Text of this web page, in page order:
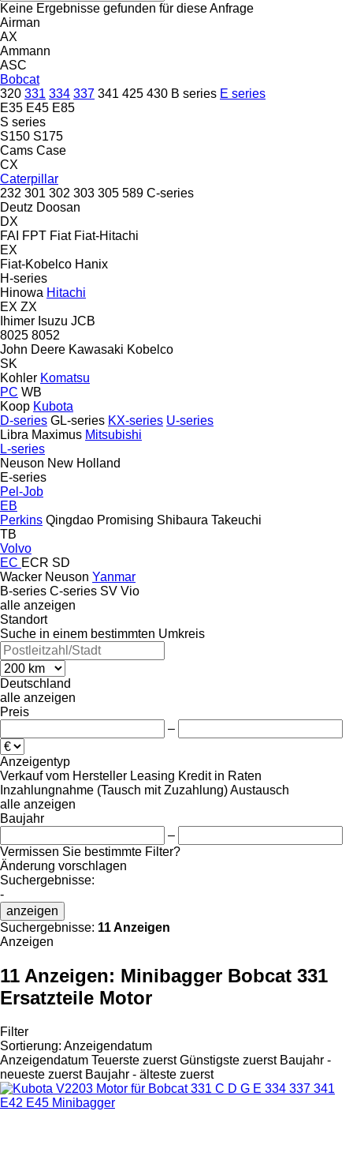
Keine Ergebnisse gefunden für diese Anfrage
Airman
AX
Ammann
ASC
Bobcat
320 331 334 337 341 425 430 B series E series
E35 E45 E85
S series
S150 S175
Cams Case
CX
Caterpillar
232 301 302 303 305 589 C-series
Deutz Doosan
DX
FAI FPT Fiat Fiat-Hitachi
EX
Fiat-Kobelco Hanix
H-series
Hinowa Hitachi
EX ZX
Ihimer Isuzu JCB
8025 8052
John Deere Kawasaki Kobelco
SK
Kohler Komatsu
PC WB
Koop Kubota
D-series GL-series KX-series U-series
Libra Maximus Mitsubishi
L-series
Neuson New Holland
E-series
Pel-Job
EB
Perkins Qingdao Promising Shibaura Takeuchi
TB
Volvo
EC ECR SD
Wacker Neuson Yanmar
B-series C-series SV Vio
alle anzeigen
Standort
Suche in einem bestimmten Umkreis
Deutschland
alle anzeigen
Preis
–
Anzeigentyp
Verkauf vom Hersteller Leasing Kredit in Raten
Inzahlungnahme (Tausch mit Zuzahlung)Austausch
alle anzeigen
Baujahr
–
Vermissen Sie bestimmte Filter?
Änderung vorschlagen
Suchergebnisse:
-
anzeigen
Suchergebnisse: 11 Anzeigen
Anzeigen
11 Anzeigen: Minibagger Bobcat 331
Ersatzteile Motor
Filter
Sortierung: Anzeigendatum
Anzeigendatum Teuerste zuerst Günstigste zuerst Baujahr -
neueste zuerst Baujahr - älteste zuerst